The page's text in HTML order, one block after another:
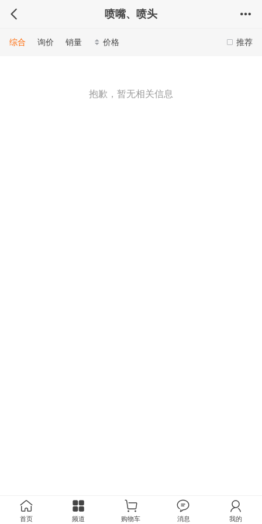
喷嘴、喷头
推荐
综合 询价 销量 价格
抱歉，暂无相关信息
首页 频道 购物车 消息 我的